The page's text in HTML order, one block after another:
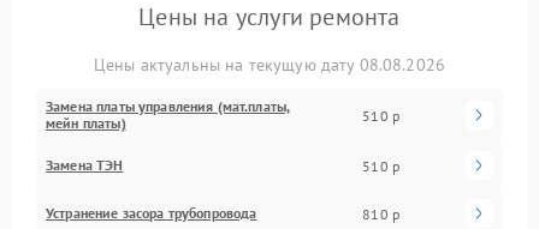
Цены на услуги ремонта
Цены актуальны на текущую дату 08.08.2026
Замена платы управления (мат.платы,
мейн платы)
510 р
Замена ТЭН 510 р
Устранение засора трубопровода 810 р